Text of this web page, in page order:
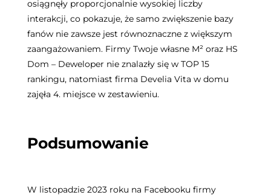
osiągnęły proporcjonalnie wysokiej liczby
interakcji, co pokazuje, że samo zwiększenie bazy
fanów nie zawsze jest równoznaczne z większym
zaangażowaniem. Firmy Twoje własne M² oraz HS
Dom – Deweloper nie znalazły się w TOP 15
rankingu, natomiast firma Develia Vita w domu
zajęła 4. miejsce w zestawieniu.
Podsumowanie
W listopadzie 2023 roku na Facebooku firmy